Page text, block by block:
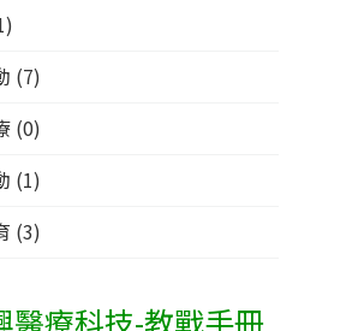
)
(7)
(0)
(1)
(3)
醫療科技-教戰手冊